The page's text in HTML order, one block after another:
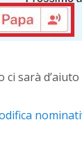
ci sarà